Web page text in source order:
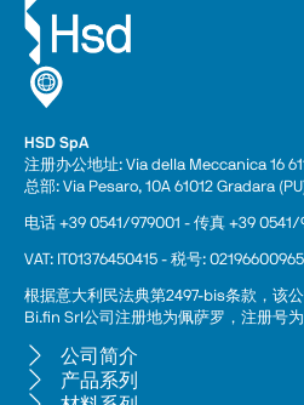
HSD SpA
注册办公地址: Via della Meccanica 16
总部: Via Pesaro, 10A 61012 Gradara
电话 +39 0541/979001 - 传真 +39 0541/
VAT: IT01376450415 - 税号: 02196600965
根据意大利民法典第2497-bis条款，该
Bi.fin Srl公司注册地为佩萨罗，注册号为
公司简介
产品系列